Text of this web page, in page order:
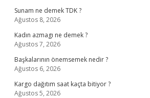
Sunam ne demek TDK ?
Ağustos 8, 2026
Kadın azmagı ne demek ?
Ağustos 7, 2026
Başkalarının önemsemek nedir ?
Ağustos 6, 2026
Kargo dağıtım saat kaçta bitiyor ?
Ağustos 5, 2026